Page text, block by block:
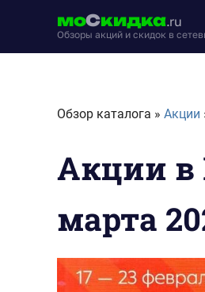
моСкидка.ru
Обзоры акций и скидок в
moskidka.ru
Обзор каталога » Акции
Акции в
марта